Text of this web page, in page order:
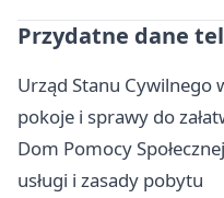
Przydatne dane
Urząd Stanu Cywilnego
pokoje i sprawy do
Dom Pomocy
usługi i zasady pobytu